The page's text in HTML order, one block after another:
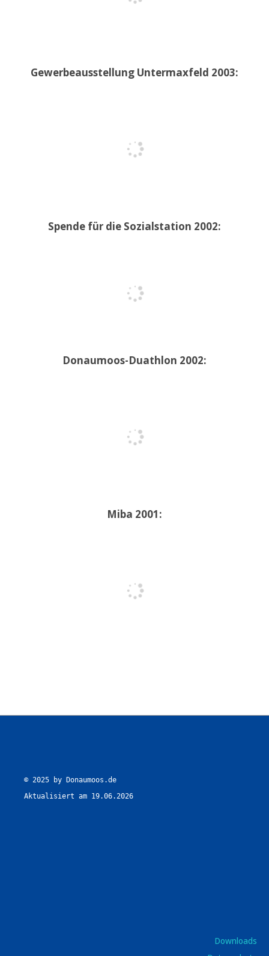
Gewerbeausstellung Untermaxfeld 2003:
Spende für die Sozialstation 2002:
Donaumoos-Duathlon 2002:
Miba 2001:
© 2025 by Donaumoos.de
Aktualisiert am 19.06.2026
Downloads